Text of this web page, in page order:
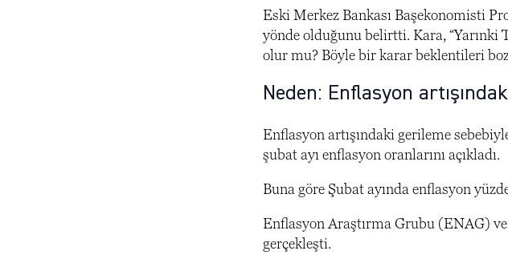
Eski Merkez Bankası Başekonomisti
yönde olduğunu belirtti. Kara, “Yarınki
olur mu? Böyle bir karar beklentileri
Neden: Enflasyon
Enflasyon artışındaki gerileme
şubat ayı enflasyon oranlarını açıkladı.
Buna göre Şubat ayında enflasyon
Enflasyon Araştırma Grubu (ENAG)
gerçekleşti.